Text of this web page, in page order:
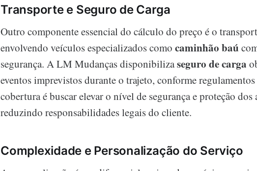
Transporte e Seguro de Carga
Outro componente essencial do cálculo do preço é o
envolvendo veículos especializados como caminhão baú
segurança. A LM Mudanças disponibilizaseguro de carga
eventos imprevistos durante o trajeto, conforme
cobertura é buscar elevar o nível de segurança e proteção
reduzindo responsabilidades legais do cliente.
Complexidade e Personalização do Serviço